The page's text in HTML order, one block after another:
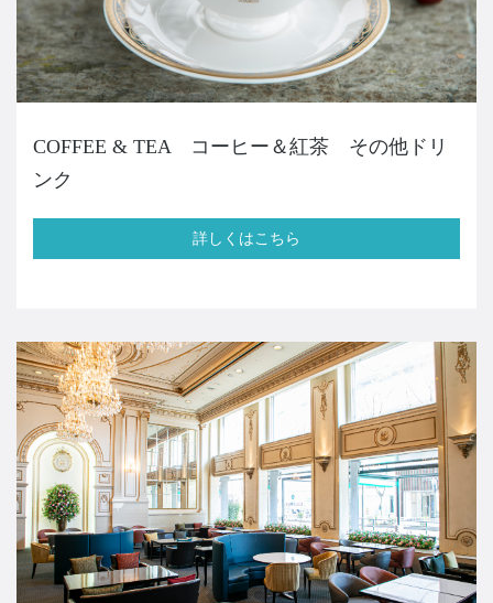
COFFEE & TEA コーヒー＆紅茶 その他ドリ
ンク
詳しくはこちら